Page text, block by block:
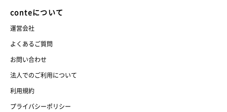
conteについて
運営会社
よくあるご質問
お問い合わせ
法人でのご利用について
利用規約
プライバシーポリシー